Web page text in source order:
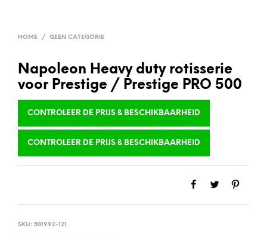
HOME / GEEN CATEGORIE
Napoleon Heavy duty rotisserie
voor Prestige / Prestige PRO 500
CONTROLEER DE PRIJS & BESCHIKBAARHEID
CONTROLEER DE PRIJS & BESCHIKBAARHEID
SKU: 501992-121